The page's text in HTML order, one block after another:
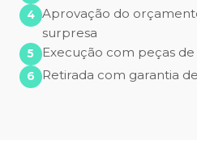
Aprovação do
surpresa
Execução com peças
Retirada com garantia